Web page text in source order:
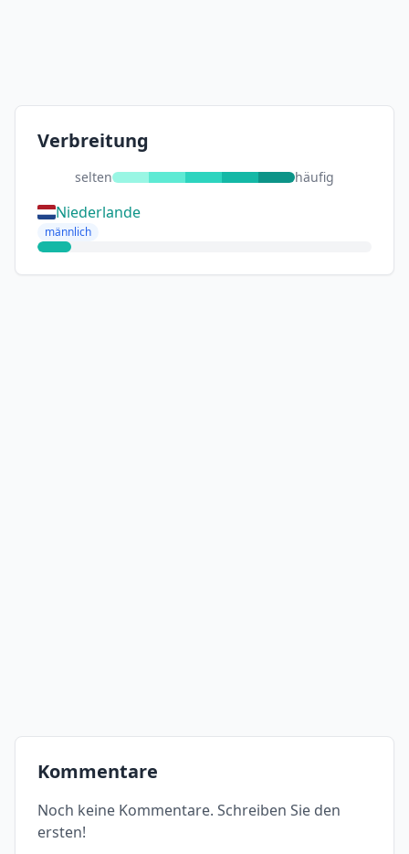
Verbreitung
selten häufig
Niederlande
männlich
Kommentare
Noch keine Kommentare. Schreiben Sie den
ersten!